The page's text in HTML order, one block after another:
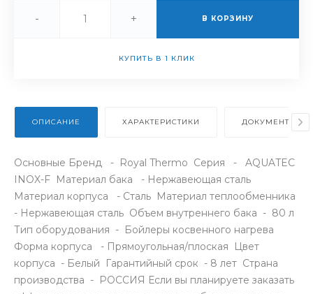
- + В КОРЗИНУ
КУПИТЬ В 1 КЛИК
ОПИСАНИЕ ХАРАКТЕРИСТИКИ ДОКУМЕНТЫ
Основные Бренд - Royal Thermo Серия - AQUATEC
INOX-F Материал бака - Нержавеющая сталь
Материал корпуса - Сталь Материал теплообменника
- Нержавеющая сталь Объем внутреннего бака - 80 л
Тип оборудования - Бойлеры косвенного нагрева
Форма корпуса - Прямоугольная/плоская Цвет
корпуса - Белый Гарантийный срок - 8 лет Страна
производства - РОССИЯ Если вы планируете заказать